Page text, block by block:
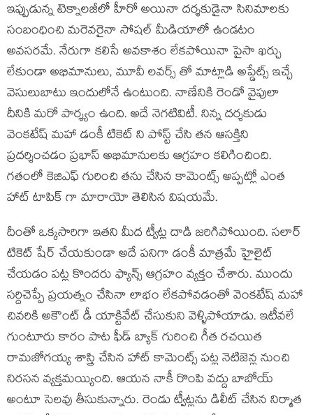
ఇప్పుడున్న టెక్నాలజీలో హీరో అయినా దర్శకుడైనా సినిమాలకు
సంబంధించి మరెవరైనా సోషల్ మీడియాలో ఉండటం
అవసరమే. నేరుగా కలిసే అవకాశం లేకపోయినా పైసా ఖర్చు
లేకుండా అభిమానులు, మూవీ లవర్స్ తో మాట్లాడి అప్డేట్స్ ఇచ్చే
వెసులుబాటు ఇందులోనే ఉంటుంది. నాణేనికి రెండో వైపులా
దీనికి మరో పార్శ్యం ఉంది. అదే నెగటివిటీ. నిన్న దర్శకుడు
వెంకటేష్ మహా డంకీ టికెట్ ని పోస్ట్ చేసి తన ఆసక్తిని
ప్రదర్శించడం ప్రభాస్ అభిమానులకు ఆగ్రహం కలిగించింది.
గతంలో కెజిఎఫ్ గురించి తను చేసిన కామెంట్స్ అప్పట్లో ఎంత
హాట్ టాపిక్ గా మారాయో తెలిసిన విషయమే.
దీంతో ఒక్కసారిగా ఇతని మీద ట్వీట్ల దాడి జరిగిపోయింది. సలార్
టికెట్ షేర్ చేయకుండా అదే పనిగా డంకీ మాత్రమే హైలైట్
చేయడం పట్ల కొందరు ఫ్యాన్స్ ఆగ్రహం వ్యక్తం చేశారు. ముందు
సర్దిచెప్పే ప్రయత్నం చేసినా లాభం లేకపోవడంతో వెంకటేష్ మహా
చివరికి అకౌంట్ డీ యాక్టివేట్ చేసుకుని వెళ్ళిపోయాడు. ఇటీవలే
గుంటూరు కారం పాట ఫీడ్ బ్యాక్ గురించి గీత రచయిత
రామజోగయ్య శాస్త్రి చేసిన హాట్ కామెంట్స్ పట్ల నెటిజెన్ల నుంచి
నిరసన వ్యక్తమయ్యింది. ఆయన నాకీ రొంపి వద్దు బాబోయ్
అంటూ సెలవు తీసుకున్నారు. రెండు ట్వీట్లను డిలీట్ చేసిన నిర్మాత